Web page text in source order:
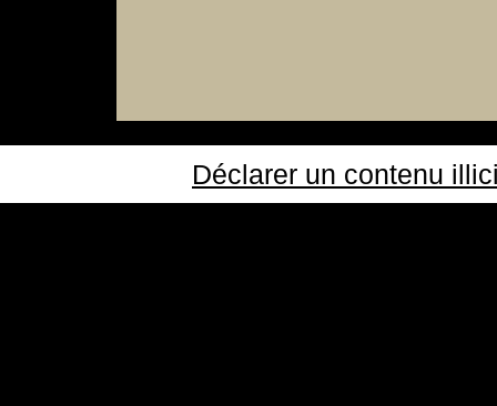
Déclarer un contenu